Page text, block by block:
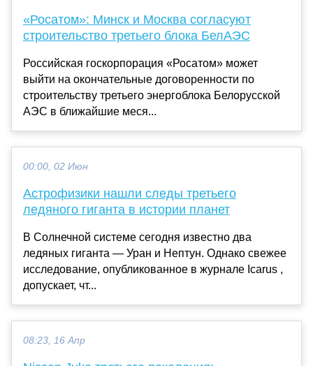
«Росатом»: Минск и Москва согласуют
строительство третьего блока БелАЭС
Российская госкорпорация «Росатом» может
выйти на окончательные договоренности по
строительству третьего энергоблока Белорусской
АЭС в ближайшие меся...
00:00, 02 Июн
Астрофизики нашли следы третьего
ледяного гиганта в истории планет
В Солнечной системе сегодня известно два
ледяных гиганта — Уран и Нептун. Однако свежее
исследование, опубликованное в журнале Icarus ,
допускает, чт...
08:23, 16 Апр